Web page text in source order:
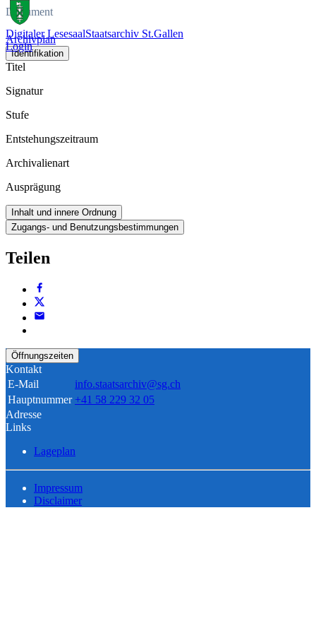
Digitaler LesesaalStaatsarchiv St.Gallen
Login
Dokument
Archivplan
Identifikation
Titel
Signatur
Stufe
Entstehungszeitraum
Archivalienart
Ausprägung
Inhalt und innere Ordnung
Zugangs- und Benutzungsbestimmungen
Teilen
Öffnungszeiten
Kontakt
E-Mail
info.staatsarchiv@sg.ch
Hauptnummer +41 58 229 32 05
Adresse
Links
Lageplan
Impressum
Disclaimer